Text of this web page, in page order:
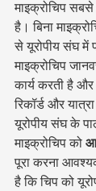
माइक्रोचिप
है। बिना
से यूरोपीय संघ में
माइक्रोचिप
कार्य करती है
रिकॉर्ड और
यूरोपीय संघ के
माइक्रोचिप को
पूरा करना
है कि चिप को